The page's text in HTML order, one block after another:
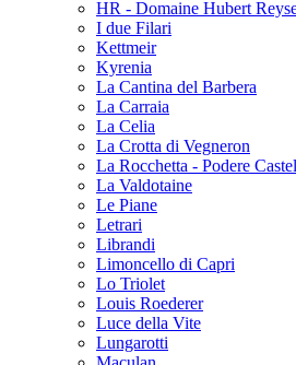
HR - Domaine Hubert
I due Filari
Kettmeir
Kyrenia
La Cantina del Barbera
La Carraia
La Celia
La Crotta di Vegneron
La Rocchetta - Podere
La Valdotaine
Le Piane
Letrari
Librandi
Limoncello di Capri
Lo Triolet
Louis Roederer
Luce della Vite
Lungarotti